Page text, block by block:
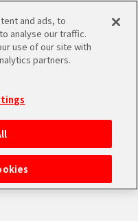
MEN
and ads, to
analyse our traffic.
use of our site with
partners.